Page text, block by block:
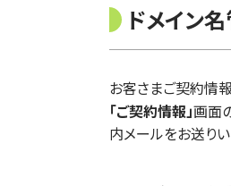
ドメイン
お客さまご契約情
「ご契約情報」画面
内メールをお送りい